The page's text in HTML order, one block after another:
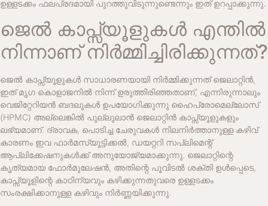
ഉള്ളടക്കം ഫലപ്രദമായി പുറത്തുവിടുന്നുണ്ടെന്നും ഇത് ഉറപ്പാക്കുന്നു.
ജെൽ കാപ്സ്യൂളുകൾ എന്തിൽ
നിന്നാണ് നിർമ്മിച്ചിരിക്കുന്നത്?
ജെൽ കാപ്സ്യൂളുകൾ സാധാരണയായി നിർമ്മിക്കുന്നത്ജെലാറ്റിൻ
ഇത് മൃഗ കൊളാജനിൽ നിന്ന് ഉരുത്തിരിഞ്ഞതാണ്, എന്നിരുന്നാലും
വെജിറ്റേറിയൻ ബദലുകൾ ഉപയോഗിക്കുന്നു ഹൈപ്രോമെല്ലോസ്
(HPMC) അല്ലെങ്കിൽ പുല്ലുലാൻ ജെലാറ്റിൻ കാപ്സ്യൂളുകളും
ലഭ്യമാണ്. ദ്രാവക, പൊടിച്ച ചേരുവകൾ നിലനിർത്താനുള്ള കഴിവ്
കാരണം ഇവ ഫാർമസ്യൂട്ടിക്കൽ, ഡയറ്ററി സപ്ലിമെന്റ്
ആപ്ലിക്കേഷനുകൾക്ക് അനുയോജ്യമാക്കുന്നു. ജെലാറ്റിന്റെ
കൃത്യമായ ഫോർമുലേഷൻ, അതിന്റെ പൂവിടൽ ശക്തി ഉൾപ്പെടെ,
കാപ്സ്യൂളിന്റെ കാഠിന്യവും കഴിക്കുന്നതുവരെ ഉള്ളടക്കം
സംരക്ഷിക്കാനുള്ള കഴിവും നിർണ്ണയിക്കുന്നു.